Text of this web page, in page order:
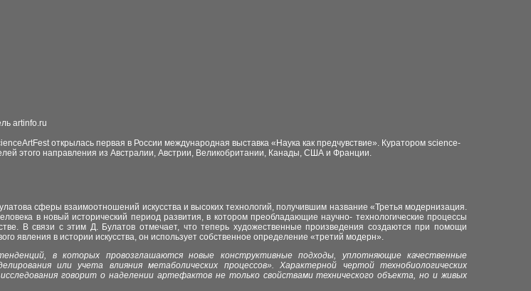
artinfo.ru
открылась первая в России международная выставка «Наука как предчувствие». Куратором science-
этого направления из Австралии, Австрии, Великобритании, Канады, США и Франции.
сферы взаимоотношений искусства и высоких технологий, получившим название «Третья модернизация.
в новый исторический период развития, в котором преобладающие научно- технологические процессы
В связи с этим Д. Булатов отмечает, что теперь художественные произведения создаются при помощи
явления в истории искусства, он использует собственное определение «третий модерн».
в которых провозглашаются новые конструктивные подходы, уплотняющие качественные
или учета влияния метаболических процессов». Характерной чертой технобиологических
говорит о наделении артефактов не только свойствами технического объекта, но и живых